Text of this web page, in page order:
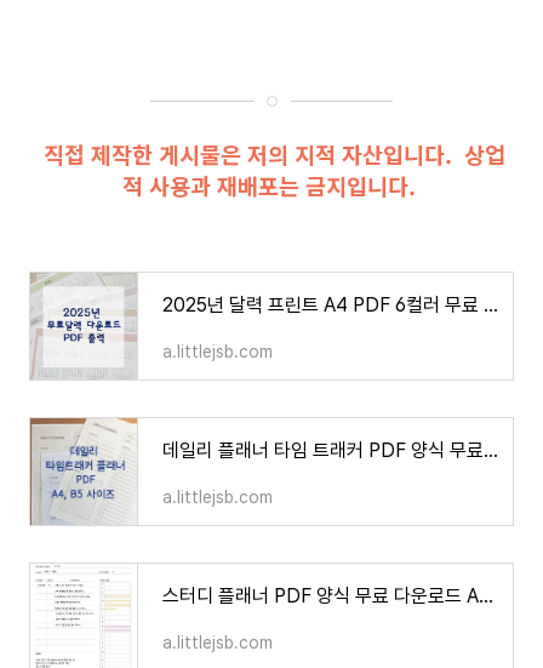
직접 제작한 게시물은 저의 지적 자산입니다. 상업
적 사용과 재배포는 금지입니다.
2025년 달력 프린트 A4 PDF 6컬러 무료 다운로드
a.littlejsb.com
데일리 플래너 타임 트래커 PDF 양식 무료 다운로드 3컬러
a.littlejsb.com
스터디 플래너 PDF 양식 무료 다운로드 A4 B5 사이즈
a.littlejsb.com